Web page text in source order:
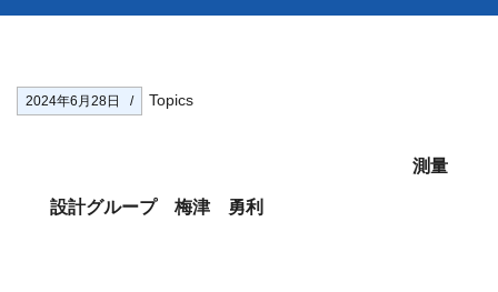
2024年6月28日 Topics
測量
設計グループ 梅津 勇利